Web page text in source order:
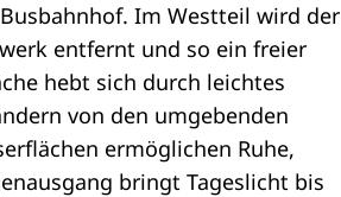
Im Westteil wird der
entfernt und so ein freier
hebt sich durch leichtes
von den umgebenden
ermöglichen Ruhe,
bringt Tageslicht bis